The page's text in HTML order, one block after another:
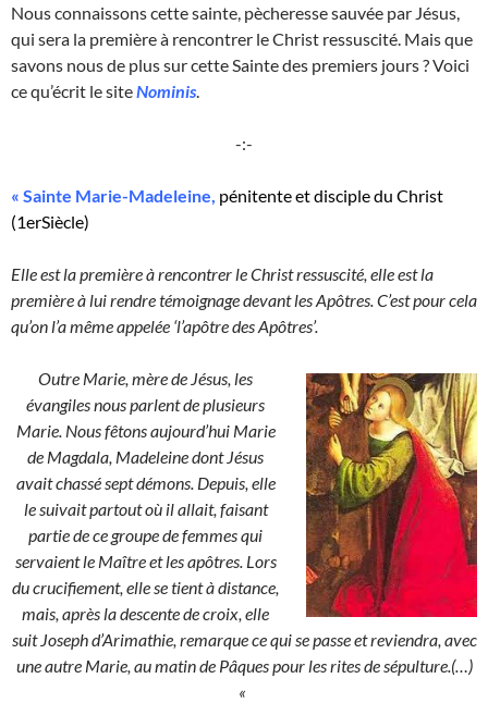
Nous connaissons cette sainte, pècheresse sauvée par Jésus,
qui sera la première à rencontrer le Christ ressuscité. Mais que
savons nous de plus sur cette Sainte des premiers jours ? Voici
ce qu’écrit le siteNominis.
-:-
« Sainte Marie-Madeleine, pénitente et disciple du Christ
(1erSiècle)
Elle est la première à rencontrer le Christ ressuscité, elle est la
première à lui rendre témoignage devant les Apôtres. C’est pour cela
qu’on l’a même appelée ‘l’apôtre des Apôtres’.
Outre Marie, mère de Jésus, les
évangiles nous parlent de plusieurs
Marie. Nous fêtons aujourd’hui Marie
de Magdala, Madeleine dont Jésus
avait chassé sept démons. Depuis, elle
le suivait partout où il allait, faisant
partie de ce groupe de femmes qui
servaient le Maître et les apôtres. Lors
du crucifiement, elle se tient à distance,
mais, après la descente de croix, elle
suit Joseph d’Arimathie, remarque ce qui se passe et reviendra, avec
une autre Marie, au matin de Pâques pour les rites de sépulture.(…)
«